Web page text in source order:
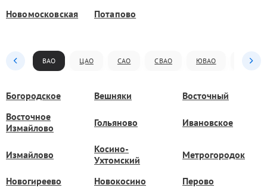
Новомосковская Потапово
ВАО ЦАО САО СВАО ЮВАО ЮАО
Богородское Вешняки
Восточный
Восточное
Измайлово
Гольяново Ивановское
Измайлово
Косино-
Ухтомский
Метрогородок
Новогиреево Новокосино Перово